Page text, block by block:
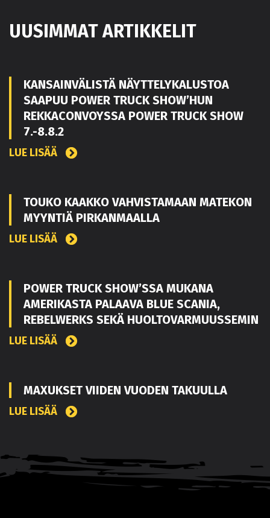
UUSIMMAT ARTIKKELIT
KANSAINVÄLISTÄ NÄYTTELYKALUSTOA
SAAPUU POWER TRUCK SHOW’HUN
REKKACONVOYSSA POWER TRUCK SHOW
7.-8.8.2
LUE LISÄÄ
TOUKO KAAKKO VAHVISTAMAAN MATEKON
MYYNTIÄ PIRKANMAALLA
LUE LISÄÄ
POWER TRUCK SHOW’SSA MUKANA
AMERIKASTA PALAAVA BLUE SCANIA,
REBELWERKS SEKÄ HUOLTOVARMUUSSEMIN
LUE LISÄÄ
MAXUKSET VIIDEN VUODEN TAKUULLA
LUE LISÄÄ